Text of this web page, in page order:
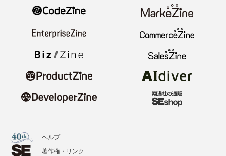
ヘルプ
著作権・リンク